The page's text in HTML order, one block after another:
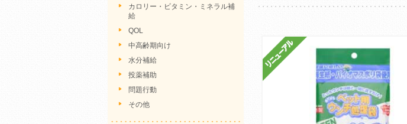
カロリー・ビタミン・ミネラル補
給
QOL
中高齢期向け
水分補給
投薬補助
問題行動
その他